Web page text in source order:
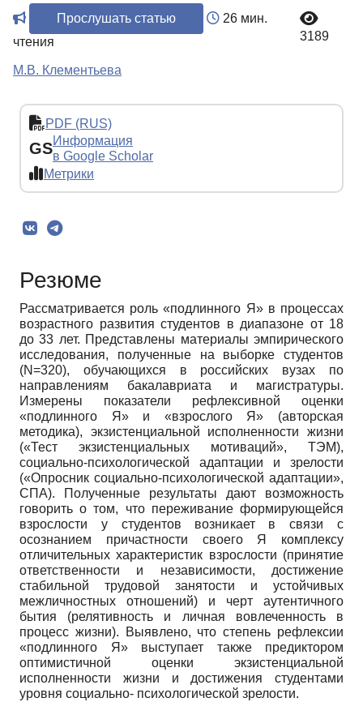
Прослушать статью
26 мин.
чтения
3189
М.В. Клементьева
PDF (RUS)
GSИнформация
в Google Scholar
Метрики
Резюме
Рассматривается роль «подлинного Я» в процессах
возрастного развития студентов в диапазоне от 18
до 33 лет. Представлены материалы эмпирического
исследования, полученные на выборке студентов
(N=320), обучающихся в российских вузах по
направлениям бакалавриата и магистратуры.
Измерены показатели рефлексивной оценки
«подлинного Я» и «взрослого Я» (авторская
методика), экзистенциальной исполненности жизни
(«Тест экзистенциальных мотиваций», ТЭМ),
социально-психологической адаптации и зрелости
(«Опросник социально-психологической адаптации»,
СПА). Полученные результаты дают возможность
говорить о том, что переживание формирующейся
взрослости у студентов возникает в связи с
осознанием причастности своего Я комплексу
отличительных характеристик взрослости (принятие
ответственности и независимости, достижение
стабильной трудовой занятости и устойчивых
межличностных отношений) и черт аутентичного
бытия (релятивность и личная вовлеченность в
процесс жизни). Выявлено, что степень рефлексии
«подлинного Я» выступает также предиктором
оптимистичной оценки экзистенциальной
исполненности жизни и достижения студентами
уровня социально- психологической зрелости.